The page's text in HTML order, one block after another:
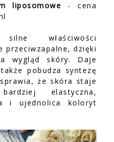
liposomowe - cena
właściwości
przeciwzapalne, dzięki
wygląd skóry. Daje
pobudza syntezę
że skóra staje
elastyczna,
i ujednolica koloryt